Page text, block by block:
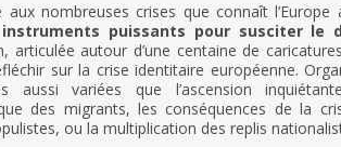
aux nombreuses crises que connaît l’Europe
puissants pour susciter le
articulée autour d’une centaine de
sur la crise identitaire européenne.
aussi variées que l’ascension
des migrants, les conséquences de la
ou la multiplication des replis